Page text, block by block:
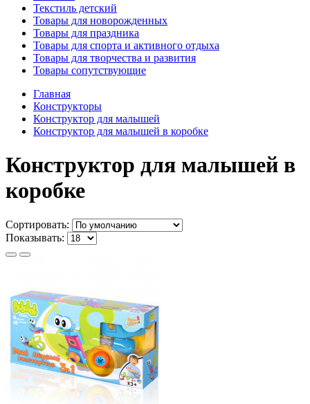
Текстиль детский
Товары для новорожденных
Товары для праздника
Товары для спорта и активного отдыха
Товары для творчества и развития
Товары сопутствующие
Главная
Конструкторы
Конструктор для малышей
Конструктор для малышей в коробке
Конструктор для малышей в
коробке
Сортировать:
Показывать: